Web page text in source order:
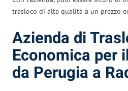
trasloco di alta qualità a un prezzo
Azienda di
Economica per
da Perugia a